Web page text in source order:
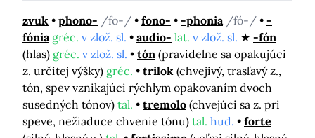
zvuk phono- /fo-/ fono- -phonia /fó-/
-
fónia gréc. v zlož. sl. audio- lat. v zlož. sl.
-fón
(hlas) gréc. v zlož. sl. tón (pravidelne sa opakujúci
z. určitej výšky) gréc. trilok (chvejivý, trasľavý z.,
tón, spev vznikajúci rýchlym opakovaním dvoch
susedných tónov) tal. tremolo (chvejúci sa z. pri
speve, nežiaduce chvenie tónu) tal. hud.
forte